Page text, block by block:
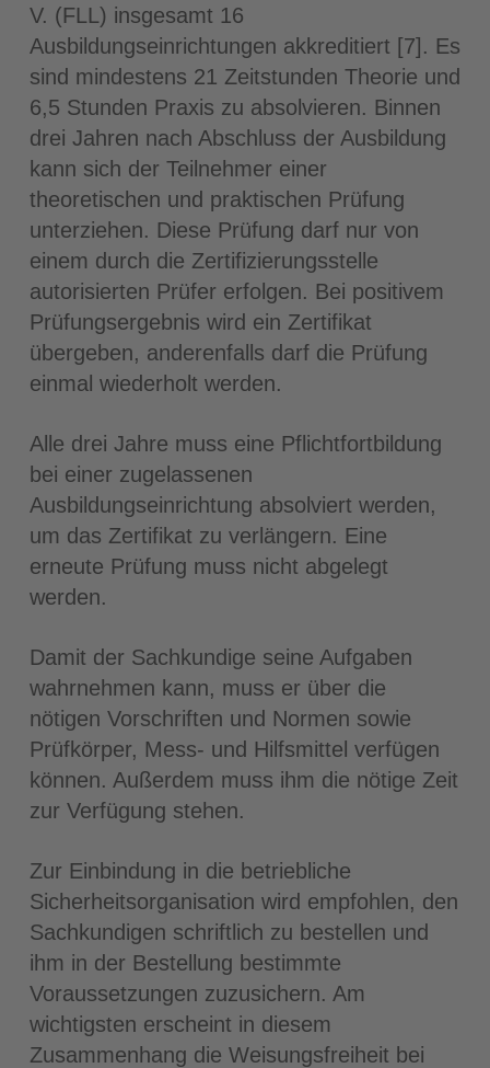
V. (FLL) insgesamt 16
Ausbildungseinrichtungen akkreditiert [7]. Es
sind mindestens 21 Zeitstunden Theorie und
6,5 Stunden Praxis zu absolvieren. Binnen
drei Jahren nach Abschluss der Ausbildung
kann sich der Teilnehmer einer
theoretischen und praktischen Prüfung
unterziehen. Diese Prüfung darf nur von
einem durch die Zertifizierungsstelle
autorisierten Prüfer erfolgen. Bei positivem
Prüfungsergebnis wird ein Zertifikat
übergeben, anderenfalls darf die Prüfung
einmal wiederholt werden.
Alle drei Jahre muss eine Pflichtfortbildung
bei einer zugelassenen
Ausbildungseinrichtung absolviert werden,
um das Zertifikat zu verlängern. Eine
erneute Prüfung muss nicht abgelegt
werden.
Damit der Sachkundige seine Aufgaben
wahrnehmen kann, muss er über die
nötigen Vorschriften und Normen sowie
Prüfkörper, Mess- und Hilfsmittel verfügen
können. Außerdem muss ihm die nötige Zeit
zur Verfügung stehen.
Zur Einbindung in die betriebliche
Sicherheitsorganisation wird empfohlen, den
Sachkundigen schriftlich zu bestellen und
ihm in der Bestellung bestimmte
Voraussetzungen zuzusichern. Am
wichtigsten erscheint in diesem
Zusammenhang die Weisungsfreiheit bei